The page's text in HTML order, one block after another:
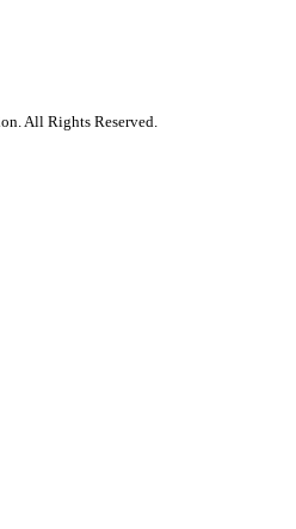
All Rights Reserved.